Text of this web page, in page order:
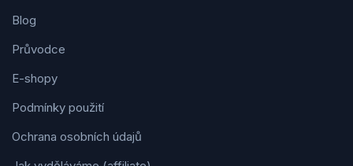
Blog
Průvodce
E-shopy
Podmínky použití
Ochrana osobních údajů